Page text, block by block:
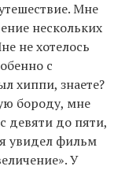
Мне
нескольких
не хотелось
с
хиппи, знаете?
бороду, мне
девяти до пяти,
увидел фильм
У